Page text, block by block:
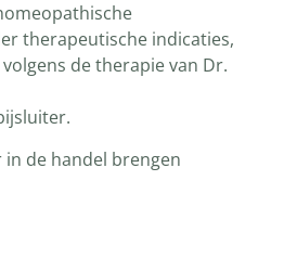
therapeutische indicaties,
de therapie van Dr.
de handel brengen